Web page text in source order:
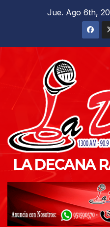
Jue. Ago 6th,
LA DECANA